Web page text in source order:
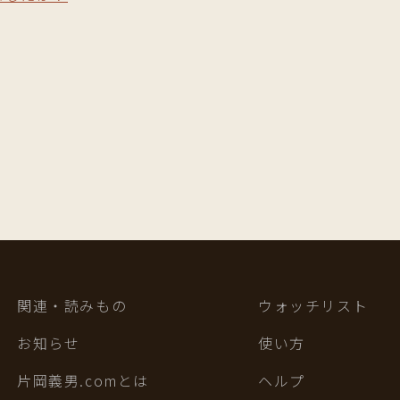
関連・読みもの
お知らせ
片岡義男.comとは
ウォッチリスト
使い方
ヘルプ